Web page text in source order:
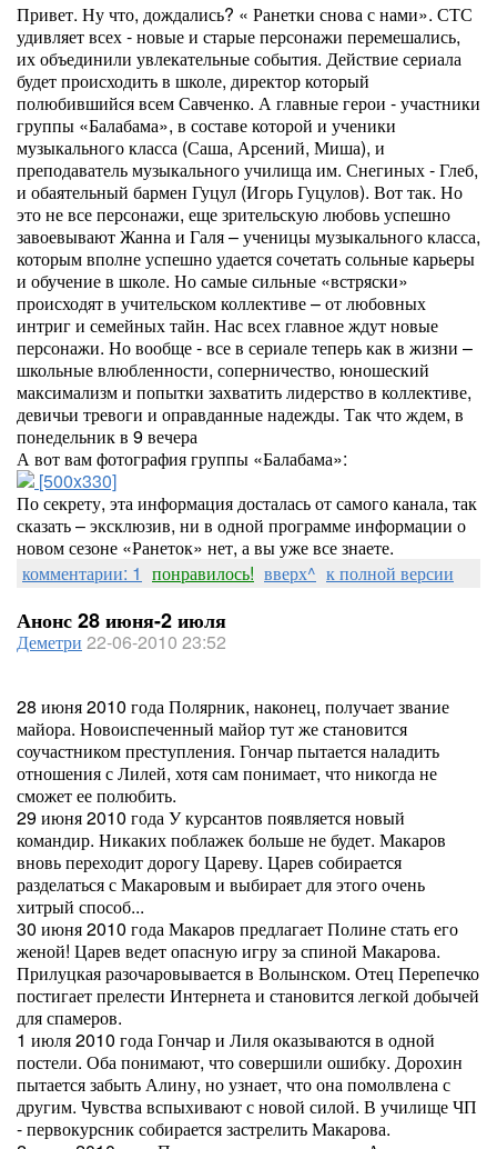
Привет. Ну что, дождались? « Ранетки снова с нами». СТС
удивляет всех - новые и старые персонажи перемешались,
их объединили увлекательные события. Действие сериала
будет происходить в школе, директор который
полюбившийся всем Савченко. А главные герои - участники
группы «Балабама», в составе которой и ученики
музыкального класса (Саша, Арсений, Миша), и
преподаватель музыкального училища им. Снегиных - Глеб,
и обаятельный бармен Гуцул (Игорь Гуцулов). Вот так. Но
это не все персонажи, еще зрительскую любовь успешно
завоевывают Жанна и Галя – ученицы музыкального класса,
которым вполне успешно удается сочетать сольные карьеры
и обучение в школе. Но самые сильные «встряски»
происходят в учительском коллективе – от любовных
интриг и семейных тайн. Нас всех главное ждут новые
персонажи. Но вообще - все в сериале теперь как в жизни –
школьные влюбленности, соперничество, юношеский
максимализм и попытки захватить лидерство в коллективе,
девичьи тревоги и оправданные надежды. Так что ждем, в
понедельник в 9 вечера
А вот вам фотография группы «Балабама»:
[500x330]
По секрету, эта информация досталась от самого канала, так
сказать – эксклюзив, ни в одной программе информации о
новом сезоне «Ранеток» нет, а вы уже все знаете.
комментарии: 1 понравилось! вверх^ к полной версии
Анонс 28 июня-2 июля
Деметри 22-06-2010 23:52
28 июня 2010 года Полярник, наконец, получает звание
майора. Новоиспеченный майор тут же становится
соучастником преступления. Гончар пытается наладить
отношения с Лилей, хотя сам понимает, что никогда не
сможет ее полюбить.
29 июня 2010 года У курсантов появляется новый
командир. Никаких поблажек больше не будет. Макаров
вновь переходит дорогу Цареву. Царев собирается
разделаться с Макаровым и выбирает для этого очень
хитрый способ...
30 июня 2010 года Макаров предлагает Полине стать его
женой! Царев ведет опасную игру за спиной Макарова.
Прилуцкая разочаровывается в Волынском. Отец Перепечко
постигает прелести Интернета и становится легкой добычей
для спамеров.
1 июля 2010 года Гончар и Лиля оказываются в одной
постели. Оба понимают, что совершили ошибку. Дорохин
пытается забыть Алину, но узнает, что она помолвлена с
другим. Чувства вспыхивают с новой силой. В училище ЧП
- первокурсник собирается застрелить Макарова.